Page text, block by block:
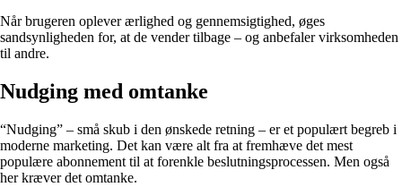
Når brugeren oplever ærlighed og gennemsigtighed, øges
sandsynligheden for, at de vender tilbage – og anbefaler virksomheden
til andre.
Nudging med omtanke
“Nudging” – små skub i den ønskede retning – er et populært begreb i
moderne marketing. Det kan være alt fra at fremhæve det mest
populære abonnement til at forenkle beslutningsprocessen. Men også
her kræver det omtanke.